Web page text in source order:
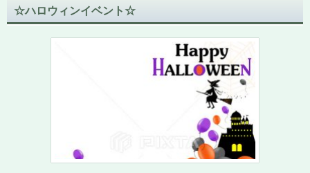
☆ハロウィンイベント☆